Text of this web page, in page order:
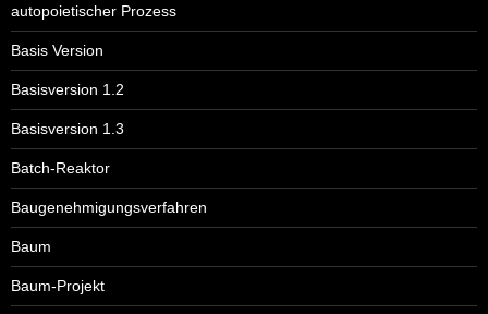
autopoietischer Prozess
Basis Version
Basisversion 1.2
Basisversion 1.3
Batch-Reaktor
Baugenehmigungsverfahren
Baum
Baum-Projekt